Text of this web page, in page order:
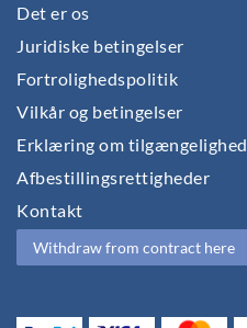
Det er os
Juridiske betingelser
Fortrolighedspolitik
Vilkår og betingelser
Erklæring om tilgængelighed
Afbestillingsrettigheder
Kontakt
Withdraw from contract here